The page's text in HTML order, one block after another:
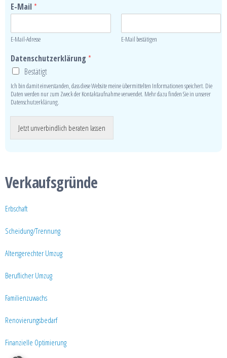
E-Mail *
E-Mail-Adresse E-Mail bestätigen
Datenschutzerklärung *
Bestätigt
Ich bin damit einverstanden, dass diese Website meine übermittelten Informationen speichert. Die
Daten werden nur zum Zweck der Kontaktaufnahme verwendet. Mehr dazu finden Sie in unserer
Datenschutzerklärung.
Jetzt unverbindlich beraten lassen
e
n
t
v
:
Verkaufsgründe
Erbschaft
Scheidung/Trennung
Altersgerechter Umzug
Beruflicher Umzug
Familienzuwachs
Renovierungsbedarf
Finanzielle Optimierung